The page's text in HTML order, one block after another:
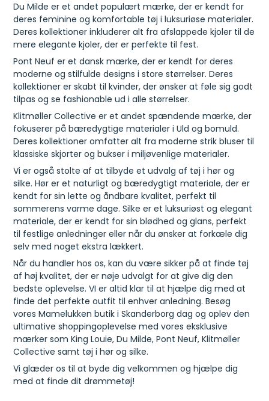
Du Milde er et andet populært mærke, der er kendt for
deres feminine og komfortable tøj i luksuriøse materialer.
Deres kollektioner inkluderer alt fra afslappede kjoler til de
mere elegante kjoler, der er perfekte til fest.
Pont Neuf er et dansk mærke, der er kendt for deres
moderne og stilfulde designs i store størrelser. Deres
kollektioner er skabt til kvinder, der ønsker at føle sig godt
tilpas og se fashionable ud i alle størrelser.
Klitmøller Collective er et andet spændende mærke, der
fokuserer på bæredygtige materialer i Uld og bomuld.
Deres kollektioner omfatter alt fra moderne strik bluser til
klassiske skjorter og bukser i miljøvenlige materialer.
Vi er også stolte af at tilbyde et udvalg af tøj i hør og
silke. Hør er et naturligt og bæredygtigt materiale, der er
kendt for sin lette og åndbare kvalitet, perfekt til
sommerens varme dage. Silke er et luksuriøst og elegant
materiale, der er kendt for sin blødhed og glans, perfekt
til festlige anledninger eller når du ønsker at forkæle dig
selv med noget ekstra lækkert.
Når du handler hos os, kan du være sikker på at finde tøj
af høj kvalitet, der er nøje udvalgt for at give dig den
bedste oplevelse. VI er altid klar til at hjælpe dig med at
finde det perfekte outfit til enhver anledning. Besøg
vores Mamelukken butik i Skanderborg dag og oplev den
ultimative shoppingoplevelse med vores eksklusive
mærker som King Louie, Du Milde, Pont Neuf, Klitmøller
Collective samt tøj i hør og silke.
Vi glæder os til at byde dig velkommen og hjælpe dig
med at finde dit drømmetøj!